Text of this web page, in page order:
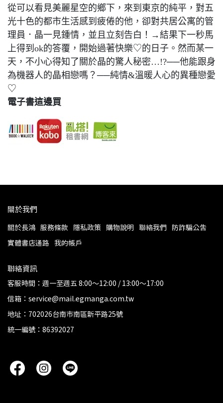
從可以看見美麗星空的鄉下，來到東京的純平，對五
光十色的都市生活感到疲倦的他，卻對共居公寓的管
理員．晶一見鍾情，並且立刻告白！→結果下一秒馬
上得到ok的答覆，開始過著快樂♡的日子。然而某一
天，不小心得知了關於晶的驚人秘密…!?──他能跟身
為機器人的晶相戀嗎？──純情&溫暖人心的異種戀愛
♡
電子書這邊買
關於我們
關於長鴻 服務條款 隱私政策 購物說明 聯絡我們 防詐騙公告
實體書店通路 我的帳戶
聯絡資訊
客服時間：週一至週五 8:00～12:00 / 13:00～17:00
信箱：service@mail.egmanga.com.tw
地址：702026台南市南區新平路25號
統一編號：86392027